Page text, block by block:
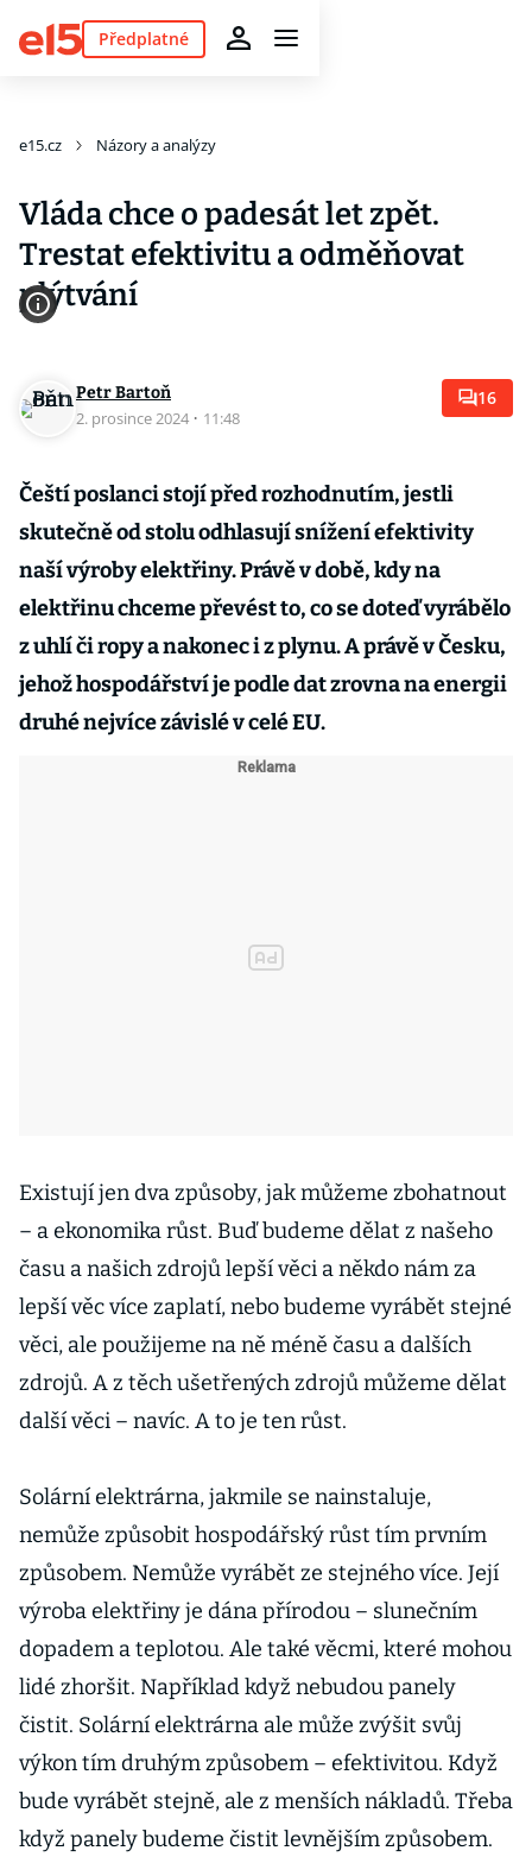
Předplatné
e15.cz Názory a analýzy
Vláda chce o padesát let zpět.
Trestat efektivitu a odměňovat
plýtvání
Petr Bartoň
2. prosince 2024 · 11:48
16
Čeští poslanci stojí před rozhodnutím, jestli
skutečně od stolu odhlasují snížení efektivity
naší výroby elektřiny. Právě v době, kdy na
elektřinu chceme převést to, co se doteď vyrábělo
z uhlí či ropy a nakonec i z plynu. A právě v Česku,
jehož hospodářství je podle dat zrovna na energii
druhé nejvíce závislé v celé EU.
Existují jen dva způsoby, jak můžeme zbohatnout
– a ekonomika růst. Buď budeme dělat z našeho
času a našich zdrojů lepší věci a někdo nám za
lepší věc více zaplatí, nebo budeme vyrábět stejné
věci, ale použijeme na ně méně času a dalších
zdrojů. A z těch ušetřených zdrojů můžeme dělat
další věci – navíc. A to je ten růst.
Solární elektrárna, jakmile se nainstaluje,
nemůže způsobit hospodářský růst tím prvním
způsobem. Nemůže vyrábět ze stejného více. Její
výroba elektřiny je dána přírodou – slunečním
dopadem a teplotou. Ale také věcmi, které mohou
lidé zhoršit. Například když nebudou panely
čistit. Solární elektrárna ale může zvýšit svůj
výkon tím druhým způsobem – efektivitou. Když
bude vyrábět stejně, ale z menších nákladů. Třeba
když panely budeme čistit levnějším způsobem.